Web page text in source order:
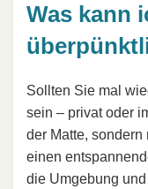
Was kann
Sollten Sie mal
sein – privat oder
der Matte,
einen
die Umgebung